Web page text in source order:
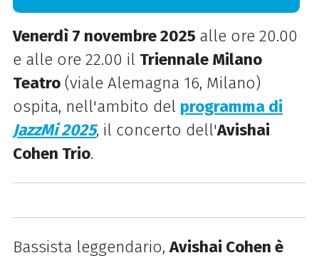
Venerdì 7 novembre 2025 alle ore 20.00
e alle ore 22.00 il Triennale Milano
Teatro(viale Alemagna 16, Milano)
ospita, nell'ambito del programma di
JazzMi 2025, il concerto dell'Avishai
Cohen Trio.
Bassista leggendario,Avishai Cohen è